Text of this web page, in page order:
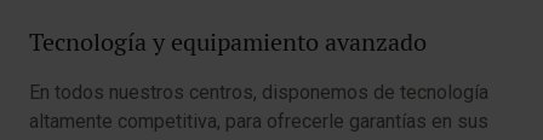
Tecnología y equipamiento avanzado
En todos nuestros centros, disponemos de tecnología
altamente competitiva, para ofrecerle garantías en sus